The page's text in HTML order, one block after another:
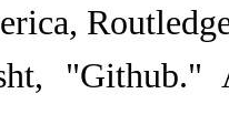
of North
4. J. S. Bisht,